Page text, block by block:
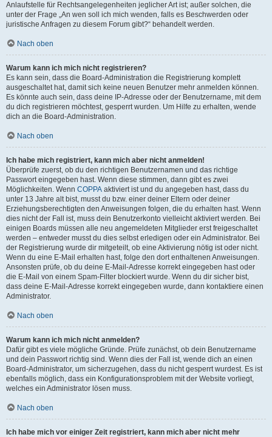
Anlaufstelle für Rechtsangelegenheiten jeglicher Art ist; außer solchen, die
unter der Frage „An wen soll ich mich wenden, falls es Beschwerden oder
juristische Anfragen zu diesem Forum gibt?“ behandelt werden.
Nach oben
Warum kann ich mich nicht registrieren?
Es kann sein, dass die Board-Administration die Registrierung komplett
ausgeschaltet hat, damit sich keine neuen Benutzer mehr anmelden können.
Es könnte auch sein, dass deine IP-Adresse oder der Benutzername, mit dem
du dich registrieren möchtest, gesperrt wurden. Um Hilfe zu erhalten, wende
dich an die Board-Administration.
Nach oben
Ich habe mich registriert, kann mich aber nicht anmelden!
Überprüfe zuerst, ob du den richtigen Benutzernamen und das richtige
Passwort eingegeben hast. Wenn diese stimmen, dann gibt es zwei
Möglichkeiten. Wenn COPPA aktiviert ist und du angegeben hast, dass du
unter 13 Jahre alt bist, musst du bzw. einer deiner Eltern oder deiner
Erziehungsberechtigten den Anweisungen folgen, die du erhalten hast. Wenn
dies nicht der Fall ist, muss dein Benutzerkonto vielleicht aktiviert werden. Bei
einigen Boards müssen alle neu angemeldeten Mitglieder erst freigeschaltet
werden – entweder musst du dies selbst erledigen oder ein Administrator. Bei
der Registrierung wurde dir mitgeteilt, ob eine Aktivierung nötig ist oder nicht.
Wenn du eine E-Mail erhalten hast, folge den dort enthaltenen Anweisungen.
Ansonsten prüfe, ob du deine E-Mail-Adresse korrekt eingegeben hast oder
die E-Mail von einem Spam-Filter blockiert wurde. Wenn du dir sicher bist,
dass deine E-Mail-Adresse korrekt eingegeben wurde, dann kontaktiere einen
Administrator.
Nach oben
Warum kann ich mich nicht anmelden?
Dafür gibt es viele mögliche Gründe. Prüfe zunächst, ob dein Benutzername
und dein Passwort richtig sind. Wenn dies der Fall ist, wende dich an einen
Board-Administrator, um sicherzugehen, dass du nicht gesperrt wurdest. Es ist
ebenfalls möglich, dass ein Konfigurationsproblem mit der Website vorliegt,
welches ein Administrator lösen muss.
Nach oben
Ich habe mich vor einiger Zeit registriert, kann mich aber nicht mehr